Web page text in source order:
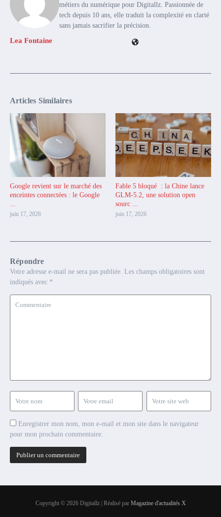
Lea Fontaine
métiers du numérique pour Digitallz. Passionnée de
tech depuis 10 ans, elle traduit la complexité en clarté
sans jamais sacrifier la précision.
Articles Similaires
Google revient sur le marché des
enceintes connectées : le Google
...
juin 17, 2026
Fable 5 bloqué : la Chine lance
GLM-5.2, une solution open
sourc ...
juin 17, 2026
Répondre
Votre adresse e-mail ne sera pas publiée. Les champs obligatoires sont
indiqués avec *
Enregistrer mon nom, mon e-mail et mon site dans le navigateur
pour mon prochain commentaire.
Copyright © 2026 Digitallz | Réalisé par Magazine d'actualités X